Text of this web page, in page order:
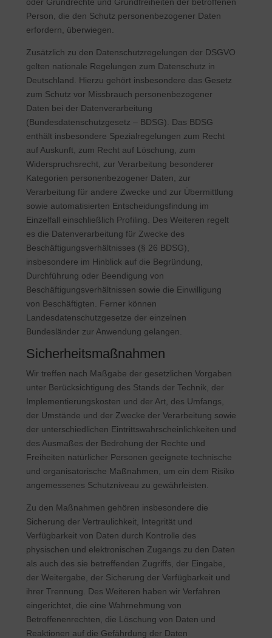
Person, die den Schutz personenbezogener Daten
erfordern, überwiegen.
Zusätzlich zu den Datenschutzregelungen der DSGVO
gelten nationale Regelungen zum Datenschutz in
Deutschland. Hierzu gehört insbesondere das Gesetz
zum Schutz vor Missbrauch personenbezogener
Daten bei der Datenverarbeitung
(Bundesdatenschutzgesetz – BDSG). Das BDSG
enthält insbesondere Spezialregelungen zum Recht
auf Auskunft, zum Recht auf Löschung, zum
Widerspruchsrecht, zur Verarbeitung besonderer
Kategorien personenbezogener Daten, zur
Verarbeitung für andere Zwecke und zur Übermittlung
sowie automatisierten Entscheidungsfindung im
Einzelfall einschließlich Profiling. Des Weiteren regelt
es die Datenverarbeitung für Zwecke des
Beschäftigungsverhältnisses (§ 26 BDSG),
insbesondere im Hinblick auf die Begründung,
Durchführung oder Beendigung von
Beschäftigungsverhältnissen sowie die Einwilligung
von Beschäftigten. Ferner können
Landesdatenschutzgesetze der einzelnen
Bundesländer zur Anwendung gelangen.
Sicherheitsmaßnahmen
Wir treffen nach Maßgabe der gesetzlichen Vorgaben
unter Berücksichtigung des Stands der Technik, der
Implementierungskosten und der Art, des Umfangs,
der Umstände und der Zwecke der Verarbeitung sowie
der unterschiedlichen Eintrittswahrscheinlichkeiten und
des Ausmaßes der Bedrohung der Rechte und
Freiheiten natürlicher Personen geeignete technische
und organisatorische Maßnahmen, um ein dem Risiko
angemessenes Schutzniveau zu gewährleisten.
Zu den Maßnahmen gehören insbesondere die
Sicherung der Vertraulichkeit, Integrität und
Verfügbarkeit von Daten durch Kontrolle des
physischen und elektronischen Zugangs zu den Daten
als auch des sie betreffenden Zugriffs, der Eingabe,
der Weitergabe, der Sicherung der Verfügbarkeit und
ihrer Trennung. Des Weiteren haben wir Verfahren
eingerichtet, die eine Wahrnehmung von
Betroffenenrechten, die Löschung von Daten und
Reaktionen auf die Gefährdung der Daten